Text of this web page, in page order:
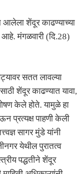
आलेला शेंदूर काढण्याच्या
मंगळवारी (दि.28)
सतत लावल्या
शेंदूर काढण्यात यावा,
केले होते. यामुळे हा
प्रत्यक्ष पाहणी केली
सागर मुंडे यांनी
येथील पुरातत्व
पद्धतीने शेंदूर